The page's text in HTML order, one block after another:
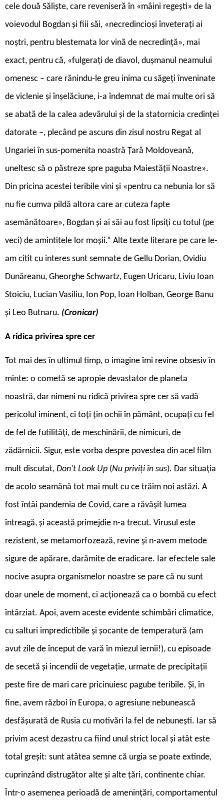
cele două Săliște, care reveniseră în «mâini regești» de la
voievodul Bogdan și fiii săi, «necredincioși înveterați ai
noștri, pentru blestemata lor vină de necredință», mai
exact, pentru că, «fulgerați de diavol, dușmanul neamului
omenesc – care rănindu-le greu inima cu săgeți înveninate
de viclenie și înșelăciune, i-a îndemnat de mai multe ori să
se abată de la calea adevărului și de la statornicia credinței
datorate –, plecând pe ascuns din zisul nostru Regat al
Ungariei în sus-pomenita noastră Țară Moldoveană,
uneltesc să o păstreze spre paguba Maiestății Noastre».
Din pricina acestei teribile vini și «pentru ca nebunia lor să
nu fie cumva pildă altora care ar cuteza fapte
asemănătoare», Bogdan și ai săi au fost lipsiți cu totul (pe
veci) de amintitele lor moșii.“ Alte texte literare pe care le-
am citit cu interes sunt semnate de Gellu Dorian, Ovidiu
Dunăreanu, Gheorghe Schwartz, Eugen Uricaru, Liviu Ioan
Stoiciu, Lucian Vasiliu, Ion Pop, Ioan Holban, George Banu
și Leo Butnaru. (Cronicar)
A ridica privirea spre cer
Tot mai des în ultimul timp, o imagine îmi revine obsesiv în
minte: o cometă se apropie devastator de planeta
noastră, dar nimeni nu ridică privirea spre cer să vadă
pericolul iminent, ci toți țin ochii în pământ, ocupați cu fel
de fel de futilități, de meschinării, de nimicuri, de
zădărnicii. Sigur, este vorba despre povestea din acel film
mult discutat, Don’t Look Up (Nu priviți în sus). Dar situația
de acolo seamănă tot mai mult cu ce trăim noi astăzi. A
fost întâi pandemia de Covid, care a răvășit lumea
întreagă, și această primejdie n-a trecut. Virusul este
rezistent, se metamorfozează, revine și n-avem metode
sigure de apărare, darămite de eradicare. Iar efectele sale
nocive asupra organismelor noastre se pare că nu sunt
doar unele de moment, ci acționează ca o bombă cu efect
întârziat. Apoi, avem aceste evidente schimbări climatice,
cu salturi impredictibile și șocante de temperatură (am
avut zile de început de vară în miezul iernii!), cu episoade
de secetă și incendii de vegetație, urmate de precipitații
peste fire de mari care pricinuiesc pagube teribile. Și, în
fine, avem război în Europa, o agresiune nebunească
desfășurată de Rusia cu motivări la fel de nebunești. Iar să
privim acest dezastru ca fiind unul strict local și atât este
total greșit: sunt atâtea semne că urgia se poate extinde,
cuprinzând distrugător alte și alte țări, continente chiar.
Într-o asemenea perioadă de amenințări, comportamentul